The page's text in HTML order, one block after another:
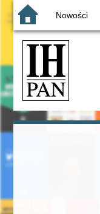
Nowości